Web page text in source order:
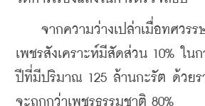
จากความว่างเปล่าเมื่อทศวร
เพชรสังเคราะห์มีสัดส่วน 10% ในก
ปีที่มีปริมาณ 125 ล้านกะรัต ด้วยร
จะถูกกว่าเพชรธรรมชาติ 80%